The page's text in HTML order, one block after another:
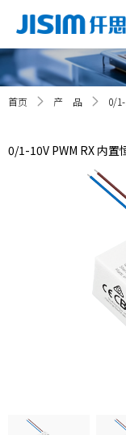
首页 产 品 0/
0/1-10V PWM RX 内置